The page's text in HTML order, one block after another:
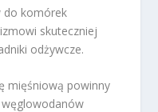
do komórek
skuteczniej
odżywcze.
mięśniową powinny